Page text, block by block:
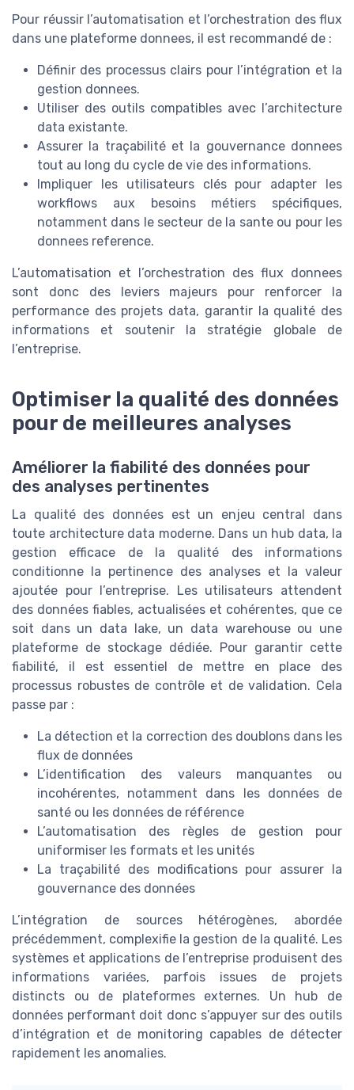
Pour réussir l’automatisation et l’orchestration des flux
dans une plateforme donnees, il est recommandé de :
Définir des processus clairs pour l’intégration et la
gestion donnees.
Utiliser des outils compatibles avec l’architecture
data existante.
Assurer la traçabilité et la gouvernance donnees
tout au long du cycle de vie des informations.
Impliquer les utilisateurs clés pour adapter les
workflows aux besoins métiers spécifiques,
notamment dans le secteur de la sante ou pour les
donnees reference.
L’automatisation et l’orchestration des flux donnees
sont donc des leviers majeurs pour renforcer la
performance des projets data, garantir la qualité des
informations et soutenir la stratégie globale de
l’entreprise.
Optimiser la qualité des données
pour de meilleures analyses
Améliorer la fiabilité des données pour
des analyses pertinentes
La qualité des données est un enjeu central dans
toute architecture data moderne. Dans un hub data, la
gestion efficace de la qualité des informations
conditionne la pertinence des analyses et la valeur
ajoutée pour l’entreprise. Les utilisateurs attendent
des données fiables, actualisées et cohérentes, que ce
soit dans un data lake, un data warehouse ou une
plateforme de stockage dédiée. Pour garantir cette
fiabilité, il est essentiel de mettre en place des
processus robustes de contrôle et de validation. Cela
passe par :
La détection et la correction des doublons dans les
flux de données
L’identification des valeurs manquantes ou
incohérentes, notamment dans les données de
santé ou les données de référence
L’automatisation des règles de gestion pour
uniformiser les formats et les unités
La traçabilité des modifications pour assurer la
gouvernance des données
L’intégration de sources hétérogènes, abordée
précédemment, complexifie la gestion de la qualité. Les
systèmes et applications de l’entreprise produisent des
informations variées, parfois issues de projets
distincts ou de plateformes externes. Un hub de
données performant doit donc s’appuyer sur des outils
d’intégration et de monitoring capables de détecter
rapidement les anomalies.